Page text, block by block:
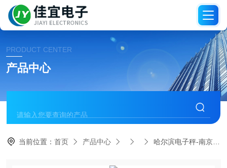
PRODUCT CENTER
产品中心
当前位置：首页 产品中心 哈尔滨电子秤-南京电子秤-蓝牙电子秤【佳宜电子】